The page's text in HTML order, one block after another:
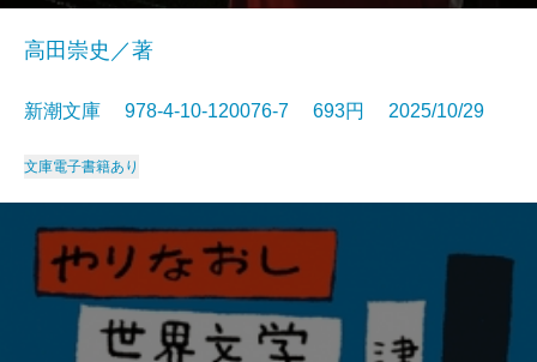
高田崇史／著
新潮文庫 978-4-10-120076-7 693円 2025/10/29
文庫電子書籍あり